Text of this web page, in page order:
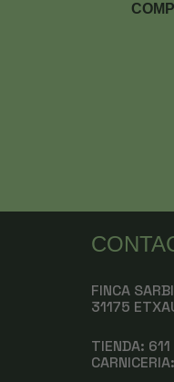
FINCA
31175
TIENDA:
CARNICERIA: